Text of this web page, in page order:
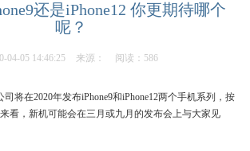
还是iPhone12 你更期待哪个
呢？
04-05 14:46:25 来源： 阅读：586
将在2020年发布iPhone9和iPhone12两个手机系列，按
看，新机可能会在三月或九月的发布会上与大家见